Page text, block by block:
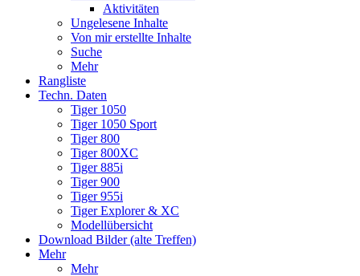
Aktivitäten
Ungelesene Inhalte
Von mir erstellte Inhalte
Suche
Mehr
Rangliste
Techn. Daten
Tiger 1050
Tiger 1050 Sport
Tiger 800
Tiger 800XC
Tiger 885i
Tiger 900
Tiger 955i
Tiger Explorer & XC
Modellübersicht
Download Bilder (alte Treffen)
Mehr
Mehr